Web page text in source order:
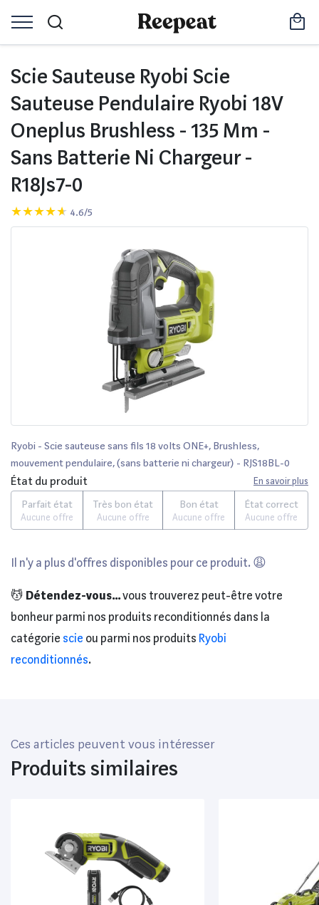
Scie Sauteuse Ryobi Scie
Sauteuse Pendulaire Ryobi 18V
Oneplus Brushless - 135 Mm -
Sans Batterie Ni Chargeur -
R18Js7-0
4.6/5
Ryobi - Scie sauteuse sans fils 18 volts ONE+, Brushless,
mouvement pendulaire, (sans batterie ni chargeur) - RJS18BL-0
État du produit En savoir plus
Parfait état
Aucune offre
Très bon état
Aucune offre
Bon état
Aucune offre
État correct
Aucune offre
Il n'y a plus d'offres disponibles pour ce produit. 😩
💆 Détendez-vous...vous trouverez peut-être votre
bonheur parmi nos produits reconditionnés dans la
catégorie scie ou parmi nos produits Ryobi
reconditionnés.
Ces articles peuvent vous intéresser
Produits similaires